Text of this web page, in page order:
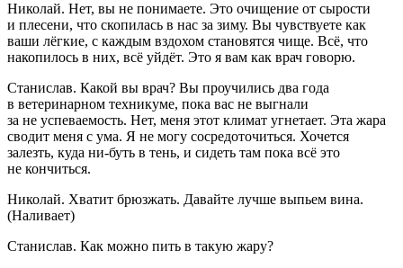
Николай. Нет, вы не понимаете. Это очищение от сырости
и плесени, что скопилась в нас за зиму. Вы чувствуете как
ваши лёгкие, с каждым вздохом становятся чище. Всё, что
накопилось в них, всё уйдёт. Это я вам как врач говорю.
Станислав. Какой вы врач? Вы проучились два года
в ветеринарном техникуме, пока вас не выгнали
за не успеваемость. Нет, меня этот климат угнетает. Эта жара
сводит меня с ума. Я не могу сосредоточиться. Хочется
залезть, куда ни-буть в тень, и сидеть там пока всё это
не кончиться.
Николай. Хватит брюзжать. Давайте лучше выпьем вина.
(Наливает)
Станислав. Как можно пить в такую жару?